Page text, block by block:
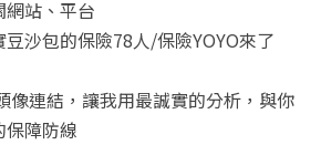
站、平台
沙包的保險78人/保險YOYO來了
像連結，讓我用最誠實的分析，與你
保障防線